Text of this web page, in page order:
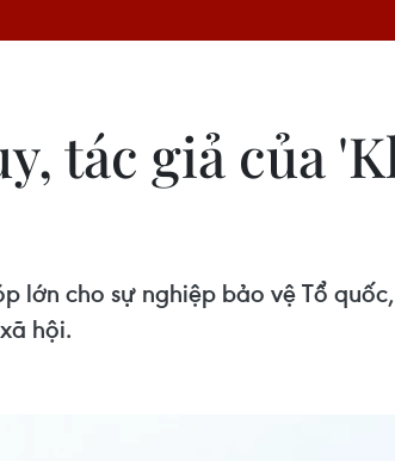
tác giả của
lớn cho sự nghiệp bảo vệ Tổ
hội.